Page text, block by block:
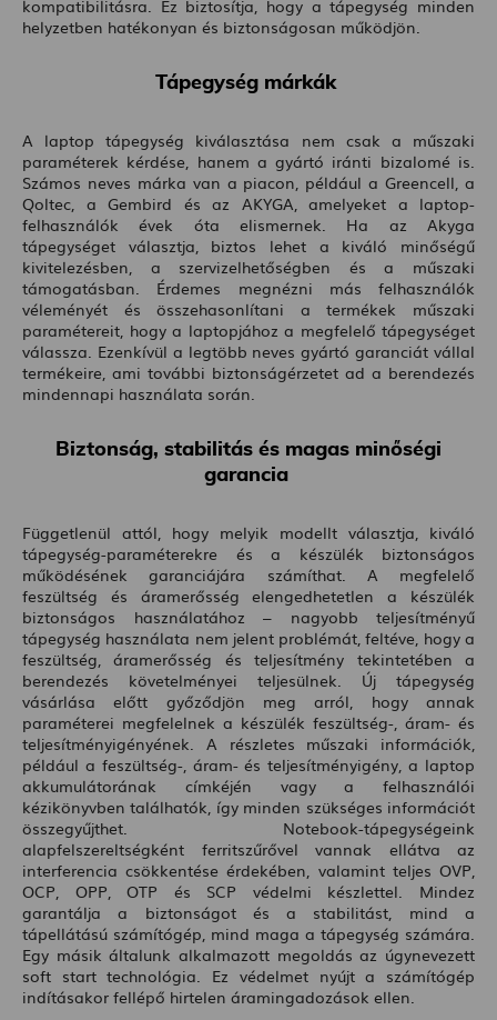
kompatibilitásra. Ez biztosítja, hogy a tápegység minden
helyzetben hatékonyan és biztonságosan működjön.
Tápegység márkák
A laptop tápegység kiválasztása nem csak a műszaki
paraméterek kérdése, hanem a gyártó iránti bizalomé is.
Számos neves márka van a piacon, például a Greencell, a
Qoltec, a Gembird és az AKYGA, amelyeket a laptop-
felhasználók évek óta elismernek. Ha az Akyga
tápegységet választja, biztos lehet a kiváló minőségű
kivitelezésben, a szervizelhetőségben és a műszaki
támogatásban. Érdemes megnézni más felhasználók
véleményét és összehasonlítani a termékek műszaki
paramétereit, hogy a laptopjához a megfelelő tápegységet
válassza. Ezenkívül a legtöbb neves gyártó garanciát vállal
termékeire, ami további biztonságérzetet ad a berendezés
mindennapi használata során.
Biztonság, stabilitás és magas minőségi
garancia
Függetlenül attól, hogy melyik modellt választja, kiváló
tápegység-paraméterekre és a készülék biztonságos
működésének garanciájára számíthat. A megfelelő
feszültség és áramerősség elengedhetetlen a készülék
biztonságos használatához – nagyobb teljesítményű
tápegység használata nem jelent problémát, feltéve, hogy a
feszültség, áramerősség és teljesítmény tekintetében a
berendezés követelményei teljesülnek. Új tápegység
vásárlása előtt győződjön meg arról, hogy annak
paraméterei megfelelnek a készülék feszültség-, áram- és
teljesítményigényének. A részletes műszaki információk,
például a feszültség-, áram- és teljesítményigény, a laptop
akkumulátorának címkéjén vagy a felhasználói
kézikönyvben találhatók, így minden szükséges információt
összegyűjthet. Notebook-tápegységeink
alapfelszereltségként ferritszűrővel vannak ellátva az
interferencia csökkentése érdekében, valamint teljes OVP,
OCP, OPP, OTP és SCP védelmi készlettel. Mindez
garantálja a biztonságot és a stabilitást, mind a
tápellátású számítógép, mind maga a tápegység számára.
Egy másik általunk alkalmazott megoldás az úgynevezett
soft start technológia. Ez védelmet nyújt a számítógép
indításakor fellépő hirtelen áramingadozások ellen.